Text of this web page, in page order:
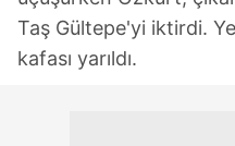
Taş Gültepe'yi iktirdi.
kafası yarıldı.